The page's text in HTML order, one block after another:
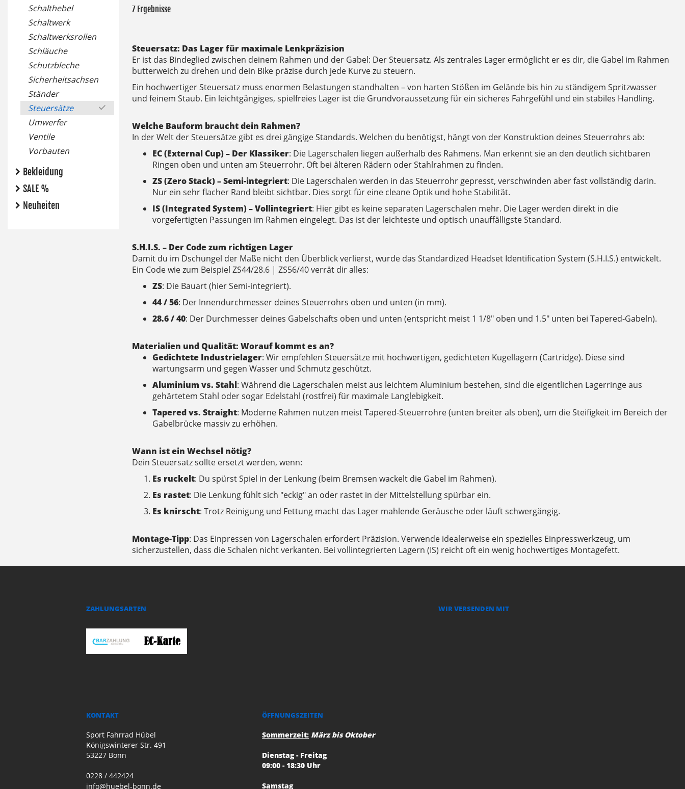
Schalthebel
Schaltwerk
Schaltwerksrollen
Schläuche
Schutzbleche
Sicherheitsachsen
Ständer
Steuersätze
Umwerfer
Ventile
Vorbauten
Bekleidung
SALE %
Neuheiten
7 Ergebnisse
Steuersatz: Das Lager für maximale Lenkpräzision
Er ist das Bindeglied zwischen deinem Rahmen und der Gabel: Der Steuersatz. Als zentrales Lager ermöglicht er es dir, die Gabel im Rahmen
butterweich zu drehen und dein Bike präzise durch jede Kurve zu steuern.
Ein hochwertiger Steuersatz muss enormen Belastungen standhalten – von harten Stößen im Gelände bis hin zu ständigem Spritzwasser
und feinem Staub. Ein leichtgängiges, spielfreies Lager ist die Grundvoraussetzung für ein sicheres Fahrgefühl und ein stabiles Handling.
Welche Bauform braucht dein Rahmen?
In der Welt der Steuersätze gibt es drei gängige Standards. Welchen du benötigst, hängt von der Konstruktion deines Steuerrohrs ab:
EC (External Cup) – Der Klassiker: Die Lagerschalen liegen außerhalb des Rahmens. Man erkennt sie an den deutlich sichtbaren
Ringen oben und unten am Steuerrohr. Oft bei älteren Rädern oder Stahlrahmen zu finden.
ZS (Zero Stack) – Semi-integriert: Die Lagerschalen werden in das Steuerrohr gepresst, verschwinden aber fast vollständig darin.
Nur ein sehr flacher Rand bleibt sichtbar. Dies sorgt für eine cleane Optik und hohe Stabilität.
IS (Integrated System) – Vollintegriert: Hier gibt es keine separaten Lagerschalen mehr. Die Lager werden direkt in die
vorgefertigten Passungen im Rahmen eingelegt. Das ist der leichteste und optisch unauffälligste Standard.
S.H.I.S. – Der Code zum richtigen Lager
Damit du im Dschungel der Maße nicht den Überblick verlierst, wurde das Standardized Headset Identification System (S.H.I.S.) entwickelt.
Ein Code wie zum Beispiel ZS44/28.6 | ZS56/40 verrät dir alles:
ZS: Die Bauart (hier Semi-integriert).
44 / 56: Der Innendurchmesser deines Steuerrohrs oben und unten (in mm).
28.6 / 40: Der Durchmesser deines Gabelschafts oben und unten (entspricht meist 1 1/8" oben und 1.5" unten bei Tapered-Gabeln).
Materialien und Qualität: Worauf kommt es an?
Gedichtete Industrielager: Wir empfehlen Steuersätze mit hochwertigen, gedichteten Kugellagern (Cartridge). Diese sind
wartungsarm und gegen Wasser und Schmutz geschützt.
Aluminium vs. Stahl: Während die Lagerschalen meist aus leichtem Aluminium bestehen, sind die eigentlichen Lagerringe aus
gehärtetem Stahl oder sogar Edelstahl (rostfrei) für maximale Langlebigkeit.
Tapered vs. Straight: Moderne Rahmen nutzen meist Tapered-Steuerrohre (unten breiter als oben), um die Steifigkeit im Bereich der
Gabelbrücke massiv zu erhöhen.
Wann ist ein Wechsel nötig?
Dein Steuersatz sollte ersetzt werden, wenn:
Es ruckelt: Du spürst Spiel in der Lenkung (beim Bremsen wackelt die Gabel im Rahmen).
Es rastet: Die Lenkung fühlt sich "eckig" an oder rastet in der Mittelstellung spürbar ein.
Es knirscht: Trotz Reinigung und Fettung macht das Lager mahlende Geräusche oder läuft schwergängig.
Montage-Tipp: Das Einpressen von Lagerschalen erfordert Präzision. Verwende idealerweise ein spezielles Einpresswerkzeug, um
sicherzustellen, dass die Schalen nicht verkanten. Bei vollintegrierten Lagern (IS) reicht oft ein wenig hochwertiges Montagefett.
ZAHLUNGSARTEN WIR VERSENDEN MIT
KONTAKT
Sport Fahrrad Hübel
Königswinterer Str. 491
53227 Bonn
0228 / 442424
info@huebel-bonn.de
ÖFFNUNGSZEITEN
Sommerzeit: März bis Oktober
Dienstag - Freitag
09:00 - 18:30 Uhr
Samstag